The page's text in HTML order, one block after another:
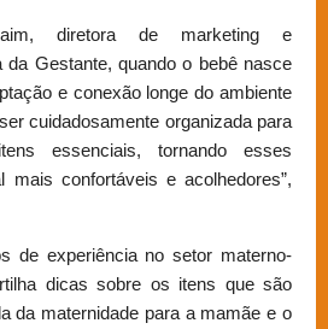
diretora de marketing e
da Gestante, quando o bebê nasce
e conexão longe do ambiente
cuidadosamente organizada para
essenciais, tornando esses
mais confortáveis e acolhedores”,
de experiência no setor materno-
dicas sobre os itens que são
da maternidade para a mamãe e o